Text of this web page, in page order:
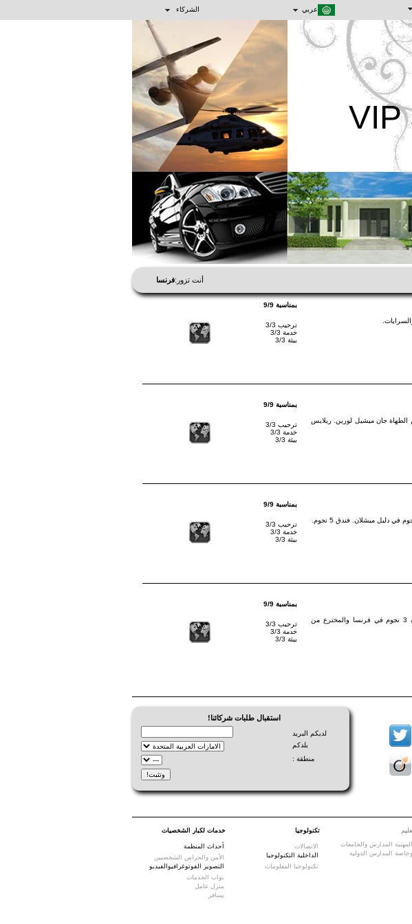
الشركاء عربي
VIP
أنت تزور:فرنسا
بمناسبة 9/9
ترحيب 3/3
خدمة 3/3
بيئة 3/3
فريق من الطهاة جان ميشيل لورين. ريلايس
بمناسبة 9/9
ترحيب 3/3
خدمة 3/3
بيئة 3/3
بمناسبة 9/9
ترحيب 3/3
خدمة 3/3
بيئة 3/3
مطعم يديره ميشال GUERARD، واحدة من أقدم الشيف 3 نجوم في فرنسا والمخترع من
بمناسبة 9/9
ترحيب 3/3
خدمة 3/3
بيئة 3/3
استقبال طلبات شركائنا!
لديكم البريد
بلدكم
منطقة :
المهنية المدارس والجامعات
وخاصة المدارس الدولية
تكنولوجيا
الاتصالات
الداخلية التكنولوجيا
تكنولوجيا المعلومات
خدمات لكبار الشخصيات
أحداث المنظمة
الأمن والحراس الشخصيين
التصوير الفوتوغرافيوالفيديو
بواب الخدمات
منزل عامل
يسافر